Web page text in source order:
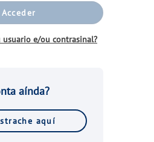
Acceder
usuario e/ou contrasinal?
aínda?
aquí